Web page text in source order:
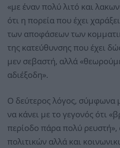
«με έναν πολύ λιτό και
ότι η πορεία που έχει
των αποφάσεων των
της κατεύθυνσης που έχει
μεν σεβαστή, αλλά
αδιέξοδη».
Ο δεύτερος λόγος, σύμφωνα
να κάνει με το γεγονός ότι
περίοδο πάρα πολύ ρευστή»,
πολιτικών αλλά και